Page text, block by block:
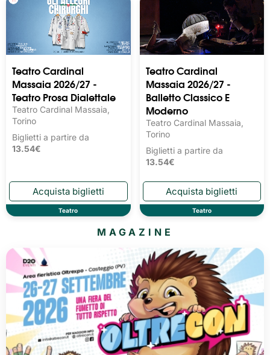
Teatro Cardinal
Massaia 2026/27 -
Teatro Prosa Dialettale
Teatro Cardinal Massaia,
Torino
Biglietti a partire da
13.54€
Teatro
Teatro Cardinal
Massaia 2026/27 -
Balletto Classico E
Moderno
Teatro Cardinal Massaia,
Torino
Biglietti a partire da
13.54€
Teatro
MAGAZINE